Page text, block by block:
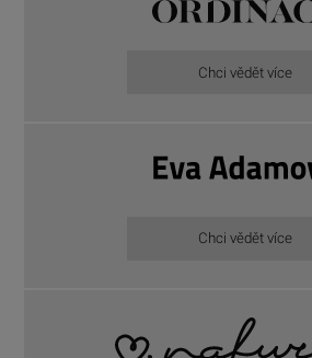
Chci vědět více
Chci vědět více